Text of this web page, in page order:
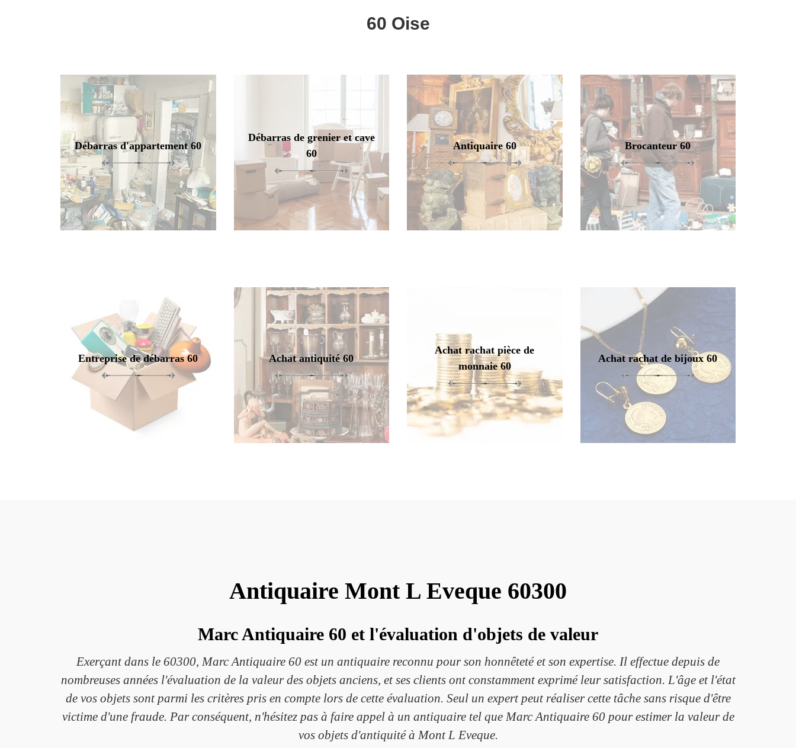
60 Oise
Débarras d'appartement 60
Débarras de grenier et cave
60
Antiquaire 60 Brocanteur 60
Entreprise de débarras 60 Achat antiquité 60
Achat rachat pièce de
monnaie 60
Achat rachat de bijoux 60
Antiquaire Mont L Eveque 60300
Marc Antiquaire 60 et l'évaluation d'objets de valeur
Exerçant dans le 60300, Marc Antiquaire 60 est un antiquaire reconnu pour son honnêteté et son expertise. Il effectue depuis de
nombreuses années l'évaluation de la valeur des objets anciens, et ses clients ont constamment exprimé leur satisfaction. L'âge et l'état
de vos objets sont parmi les critères pris en compte lors de cette évaluation. Seul un expert peut réaliser cette tâche sans risque d'être
victime d'une fraude. Par conséquent, n'hésitez pas à faire appel à un antiquaire tel que Marc Antiquaire 60 pour estimer la valeur de
vos objets d'antiquité à Mont L Eveque.